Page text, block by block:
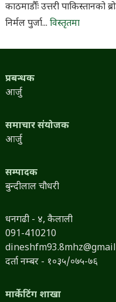
काठमाडौँः उत्तरी पाकिस्तानको
निर्मल पुर्जा... विस्तृतमा
प्रबन्धक
आर्जु
समाचार संयोजक
आर्जु
सम्पादक
बुन्दीलाल चौधरी
धनगढी - ४, कैलाली
091-410210
दर्ता नम्बर - १०३५/०७५-७६
मार्केटिंग शाखा